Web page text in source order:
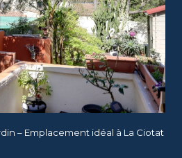
le bien
– Emplacement idéal à La Ciotat